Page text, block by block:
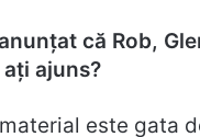
că Rob,
ajuns?
este gata